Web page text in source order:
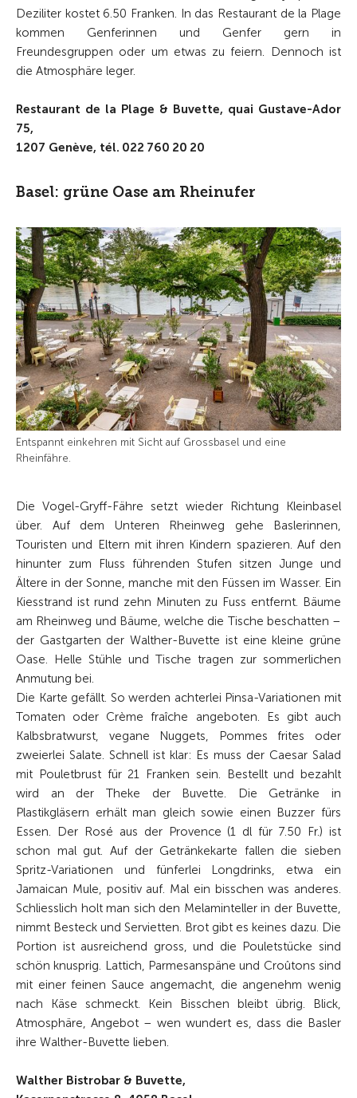
Deziliter kostet 6.50 Franken. In das Restaurant de la Plage
kommen Genferinnen und Gen­fer gern in
Freundesgruppen oder um etwas zu feiern. Dennoch ist
die Atmosphäre leger.
Restaurant de la Plage & Buvette, quai Gustave-Ador
75,
1207 Genève, tél. 022 760 20 20
Basel: grüne Oase am Rheinufer
Entspannt einkehren mit Sicht auf Grossbasel und eine
Rheinfähre.
Die Vogel-Gryff-Fähre setzt wieder Richtung Kleinbasel
über. Auf dem Unteren Rheinweg gehe Baslerinnen,
Touristen und Eltern mit ihren Kindern spazieren. Auf den
hinunter zum Fluss führenden Stufen sitzen Junge und
Ältere in der Sonne, manche mit den Füssen im Wasser. Ein
Kiesstrand ist rund zehn Minuten zu Fuss entfernt. Bäume
am Rheinweg und Bäume, welche die Tische beschatten –
der Gastgarten der Walther-Buvette ist eine kleine grüne
Oase. Helle Stühle und Tische tragen zur sommerlichen
Anmutung bei.
Die Karte gefällt. So werden achterlei Pinsa-Variationen mit
Tomaten oder Crème fraîche angeboten. Es gibt auch
Kalbsbratwurst, vegane Nuggets, Pommes frites oder
zweierlei Salate. Schnell ist klar: Es muss der Caesar Salad
mit Pouletbrust für 21 Franken sein. Bestellt und bezahlt
wird an der Theke der Buvette. Die Getränke in
Plastikgläsern erhält man gleich sowie einen Buzzer fürs
Essen. Der Rosé aus der Pro­vence (1 dl für 7.50 Fr.) ist
schon mal gut. Auf der Getränkekarte fallen die sieben
Spritz-Variationen und fünferlei Longdrinks, etwa ein
Jamaican Mule, positiv auf. Mal ein bisschen was anderes.
Schliesslich holt man sich den Melaminteller in der Buvette,
nimmt Besteck und Servietten. Brot gibt es keines dazu. Die
Portion ist ausreichend gross, und die Poulet­stücke sind
schön knusprig. Lattich, Parmesanspäne und Croûtons sind
mit einer feinen Sauce angemacht, die angenehm wenig
nach Käse schmeckt. Kein Bisschen bleibt übrig. Blick,
Atmosphäre, Angebot – wen wundert es, dass die Basler
ihre Walther-Buvette lieben.
Walther Bistrobar & Buvette,